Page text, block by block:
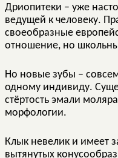
Дриопитеки – уже
ведущей к человеку.
своеобразные
отношение, но
Но новые зубы –
одному индивиду.
стёртость эмали
морфологии.
Клык невелик и имеет
вытянутых